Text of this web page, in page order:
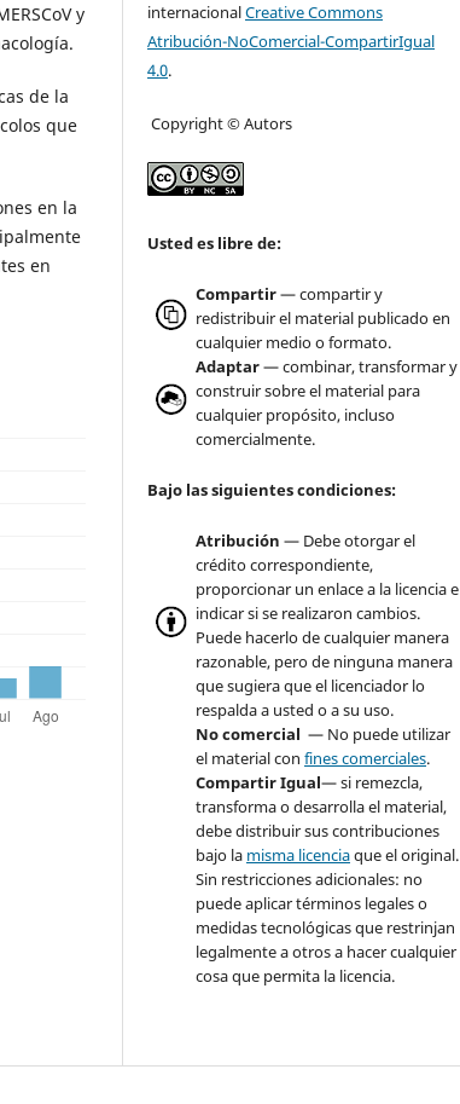
y
de la
que
en la
en
internacionalCreative Commons
Atribución-NoComercial-CompartirIgual
4.0.
Copyright © Autors
Usted es libre de:
Compartir— compartir y
redistribuir el material publicado en
cualquier medio o formato.
Adaptar— combinar, transformar y
construir sobre el material para
cualquier propósito, incluso
comercialmente.
Bajo las siguientes condiciones:
Atribución — Debe otorgar el
crédito correspondiente,
proporcionar un enlace a la licencia e
indicar si se realizaron cambios.
Puede hacerlo de cualquier manera
razonable, pero de ninguna manera
que sugiera que el licenciador lo
respalda a usted o a su uso.
No comercial — No puede utilizar
el material confines comerciales.
Compartir Igual— si remezcla,
transforma o desarrolla el material,
debe distribuir sus contribuciones
bajo la misma licenciaque el original.
Sin restricciones adicionales: no
puede aplicar términos legales o
medidas tecnológicas que restrinjan
legalmente a otros a hacer cualquier
cosa que permita la licencia.